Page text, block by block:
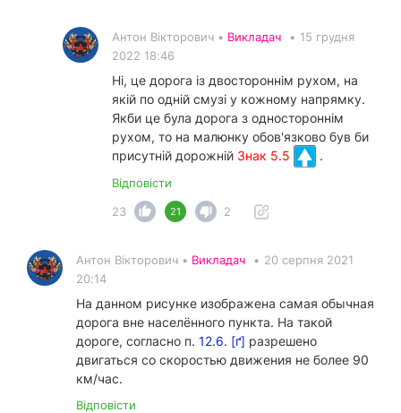
Антон Вікторович • Викладач • 15 грудня
2022 18:46
Ні, це дорога із двостороннім рухом, на
якій по одній смузі у кожному напрямку.
Якби це була дорога з одностороннім
рухом, то на малюнку обов'язково був би
присутній дорожній Знак 5.5 .
Відповісти
23
21 2
Антон Вікторович • Викладач • 20 серпня 2021
20:14
На данном рисунке изображена самая обычная
дорога вне населённого пункта. На такой
дороге, согласно п. 12.6. [ґ] разрешено
двигаться со скоростью движения не более 90
км/час.
Відповісти